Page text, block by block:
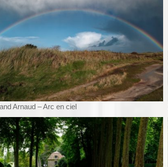
Arnaud – Arc en ciel